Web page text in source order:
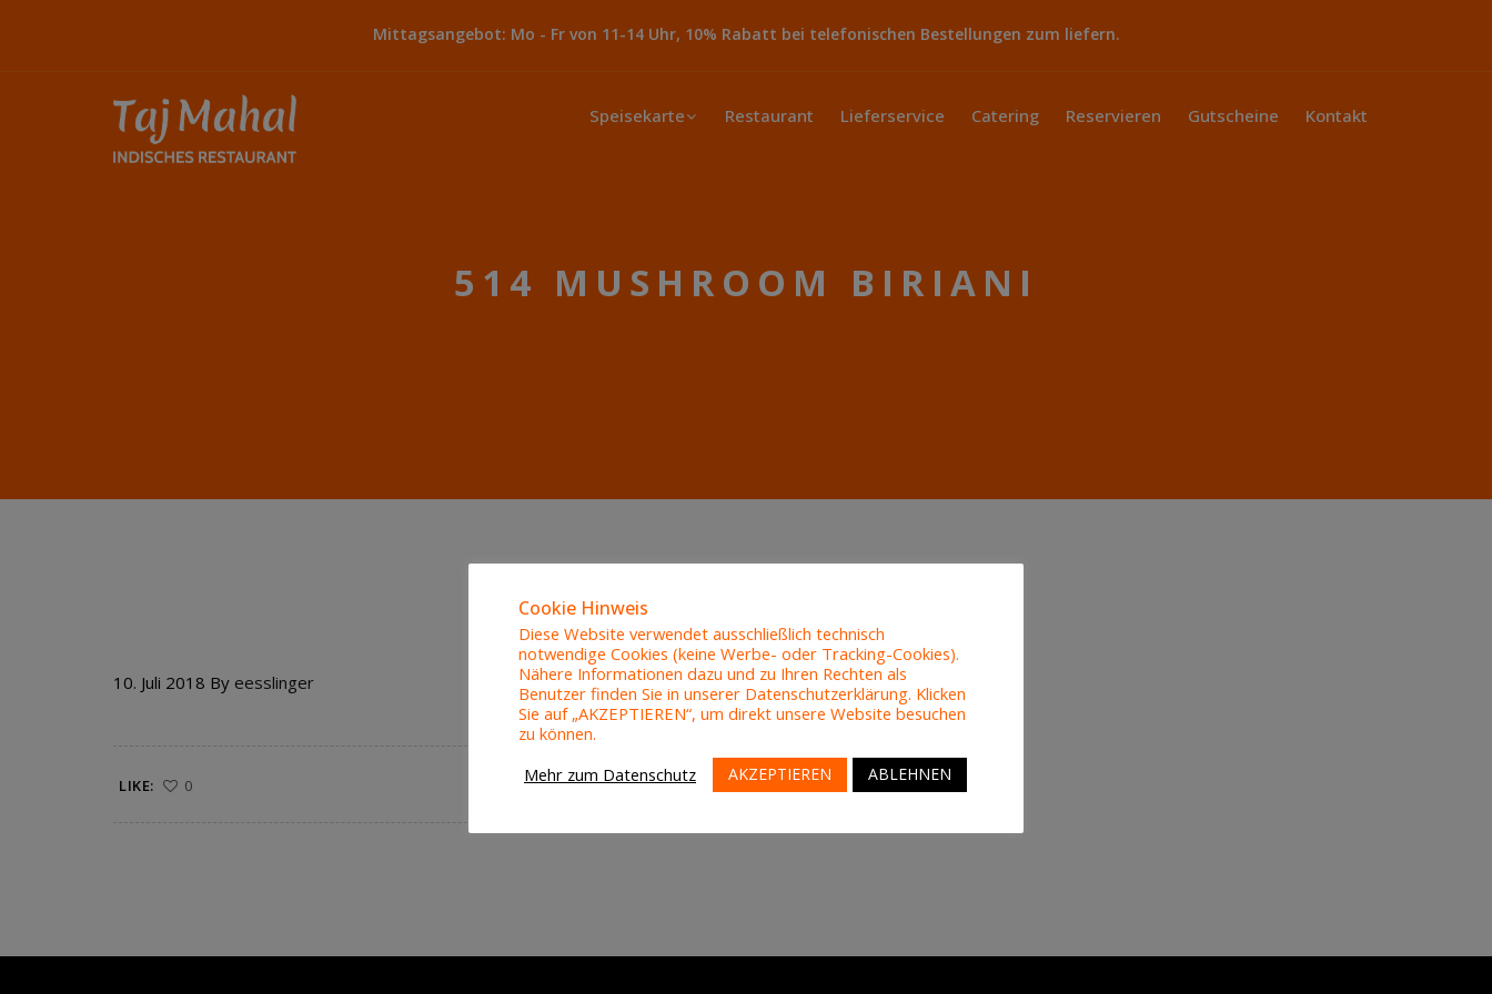
Mittagsangebot: Mo - Fr von 11-14 Uhr, 10% Rabatt bei telefonischen Bestellungen zum liefern.
Speisekarte Restaurant Lieferservice Catering Reservieren Gutscheine Kontakt
514 MUSHROOM BIRIANI
10. Juli 2018 By eesslinger
LIKE: 0
Cookie Hinweis
Diese Website verwendet ausschließlich technisch
notwendige Cookies (keine Werbe- oder Tracking-Cookies).
Nähere Informationen dazu und zu Ihren Rechten als
Benutzer finden Sie in unserer Datenschutzerklärung. Klicken
Sie auf „AKZEPTIEREN“, um direkt unsere Website besuchen
zu können.
Mehr zum Datenschutz
AKZEPTIEREN ABLEHNEN